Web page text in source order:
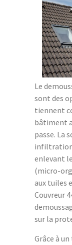
Le
sont des
tiennent
bâtiment
passe. La
enlevant
(micro-
aux tuiles
Couvreur
sur la
Grâce à